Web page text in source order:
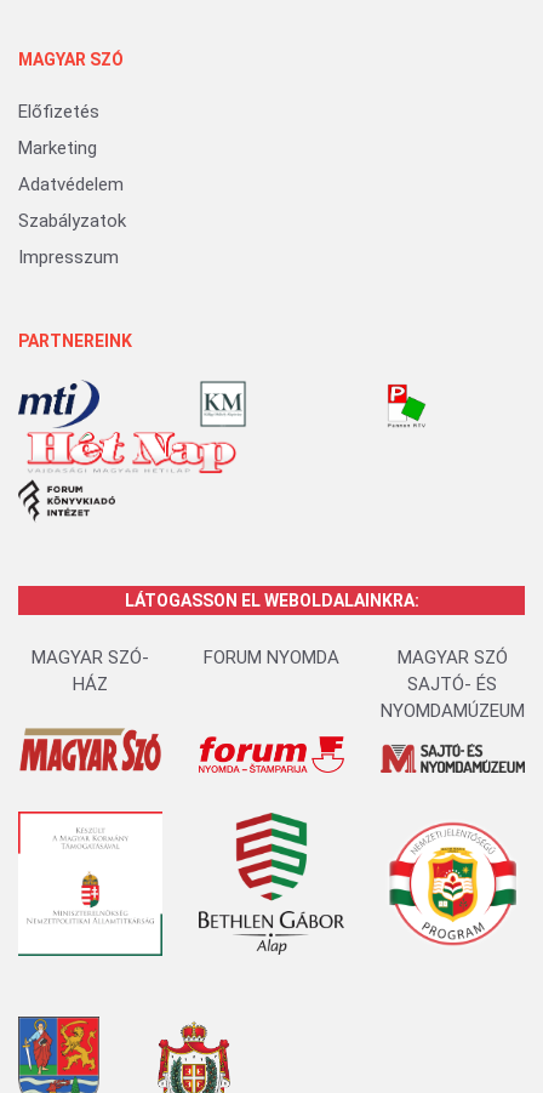
MAGYAR SZÓ
Előfizetés
Marketing
Adatvédelem
Szabályzatok
Impresszum
PARTNEREINK
LÁTOGASSON EL WEBOLDALAINKRA:
MAGYAR SZÓ-
HÁZ
FORUM NYOMDA
MAGYAR SZÓ
SAJTÓ- ÉS
NYOMDAMÚZEUM